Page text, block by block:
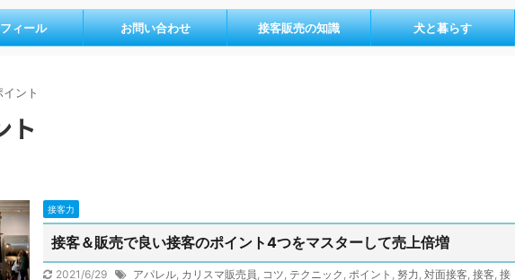
ィール お問い合わせ 接客販売の知識 犬と暮らす
イント
ト
接客力
接客＆販売で良い接客のポイント4つをマスターして売上倍増
2021/6/29 アパレル カリスマ販売員 コツ テクニック ポイント 努力 対面接客 接客 接